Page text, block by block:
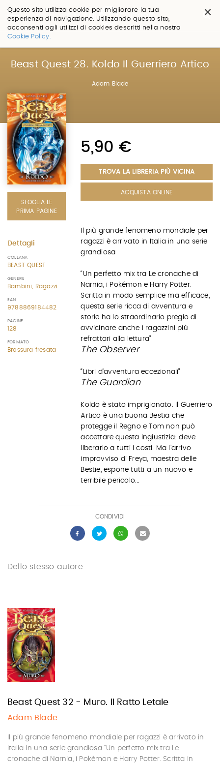
×
Questo sito utilizza cookie per migliorare la tua
esperienza di navigazione. Utilizzando questo sito,
acconsenti agli utilizzi di cookies descritti nella nostra
Cookie Policy.
Salta
Salta
Beast Quest 28. Koldo Il Guerriero Artico
Adam Blade
SFOGLIA LE
PRIMA PAGINE
Dettagli
COLLANA
BEAST QUEST
GENERE
Bambini, Ragazzi
EAN
9788869184482
PAGINE
128
FORMATO
Brossura fresata
5,90 €
TROVA LA LIBRERIA PIÙ VICINA
ACQUISTA ONLINE
Il più grande fenomeno mondiale per
ragazzi è arrivato in Italia in una serie
grandiosa
“Un perfetto mix tra Le cronache di
Narnia, i Pokémon e Harry Potter.
Scritta in modo semplice ma efficace,
questa serie ricca di avventura e
storie ha lo straordinario pregio di
avvicinare anche i ragazzini più
refrattari alla lettura”
The Observer
“Libri d’avventura eccezionali”
The Guardian
Koldo è stato imprigionato. Il Guerriero
Artico è una buona Bestia che
protegge il Regno e Tom non può
accettare questa ingiustizia: deve
liberarlo a tutti i costi. Ma l’arrivo
improvviso di Freya, maestra delle
Bestie, espone tutti a un nuovo e
terribile pericolo...
CONDIVIDI
Dello stesso autore
Beast Quest 32 - Muro. Il Ratto Letale
Adam Blade
Il più grande fenomeno mondiale per ragazzi è arrivato in
Italia in una serie grandiosa “Un perfetto mix tra Le
cronache di Narnia, i Pokémon e Harry Potter. Scritta in